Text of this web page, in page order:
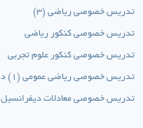
تدریس خصوصی ریاضی (3)
تدریس خصوصی کنکور ریاضی
تدریس خصوصی کنکور علوم تجربی
تدریس خصوصی ریاضی عمومی (1) دانشگاهی
تدریس خصوصی معادلات دیفرانسیل